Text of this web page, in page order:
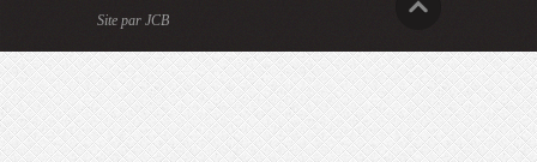
Site par JCB